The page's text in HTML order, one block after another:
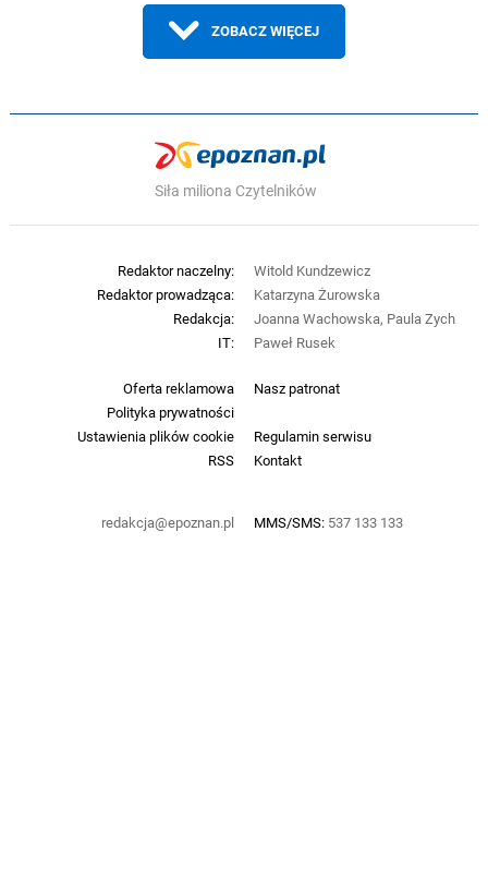
ZOBACZ WIĘCEJ
Siła miliona Czytelników
Oferta reklamowa
Nasz patronat
Polityka prywatności
Ustawienia plików cookie
Regulamin serwisu
RSS
Kontakt
redakcja@epoznan.pl MMS/SMS: 537 133 133
Redaktor naczelny:
Witold Kundzewicz
Redaktor prowadząca:
Katarzyna Żurowska
Redakcja:
Joanna Wachowska, Paula Zych
IT:
Paweł Rusek